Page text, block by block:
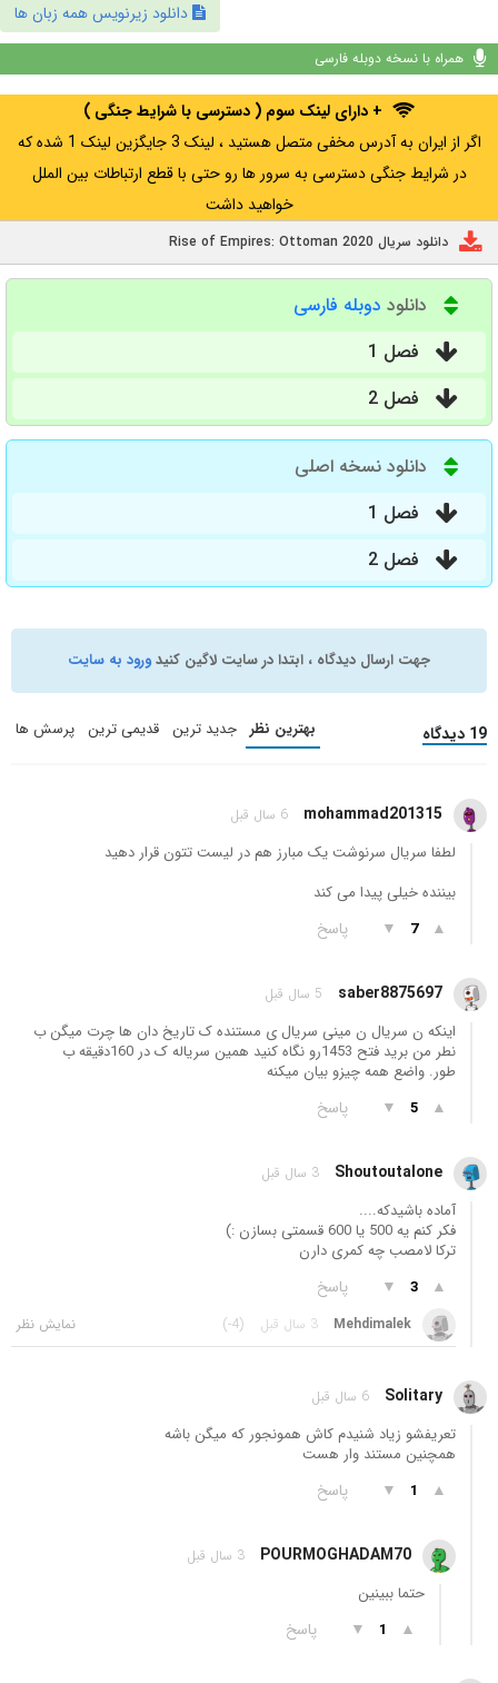
دانلود زیرنویس همه زبان ها
همراه با نسخه دوبله فارسی
+ دارای لینک سوم ( دسترسی با شرایط جنگی )
اگر از ایران به آدرس مخفی متصل هستید ، لینک 3 جایگزین لینک 1 شده که
در شرایط جنگی دسترسی به سرور ها رو حتی با قطع ارتباطات بین الملل
خواهید داشت
دانلود سریال Rise of Empires: Ottoman 2020
دانلود دوبله فارسی
فصل 1
فصل 2
دانلود نسخه اصلی
فصل 1
فصل 2
جهت ارسال دیدگاه ، ابتدا در سایت لاگین کنیدورود به سایت
19 دیدگاه بهترین نظر جدید ترین قدیمی ترین پرسش ها
mohammad201315 6 سال قبل
لطفا سریال سرنوشت یک مبارز هم در لیست تتون قرار دهید
بیننده خیلی پیدا می کند
▲
7
▼ پاسخ
saber8875697 5 سال قبل
اینکه ن سریال ن مینی سریال ی مستنده ک تاریخ دان ها چرت میگن ب
نطر من برید فتح 1453رو نگاه کنید همین سریاله ک در 160دقیقه ب
طور. واضع همه چیزو بیان میکنه
▲
5
▼ پاسخ
Shoutoutalone 3 سال قبل
آماده باشیدکه....
فکر کنم یه 500 یا 600 قسمتی بسازن :)
ترکا لامصب چه کمری دارن
▲
3
▼ پاسخ
Mehdimalek 3 سال قبل (-4)
Solitary 6 سال قبل
تعریفشو زیاد شنیدم کاش همونجور که میگن باشه
همچنین مستند وار هست
▲
1
▼ پاسخ
POURMOGHADAM70 3 سال قبل
حتما ببینین
▲
1
▼ پاسخ